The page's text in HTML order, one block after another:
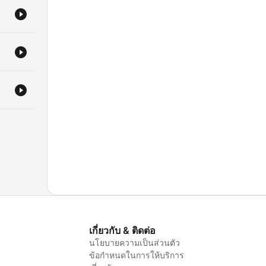
เกี่ยวกับ & ติดต่อ
นโยบายความเป็นส่วนตัว
ข้อกำหนดในการให้บริการ